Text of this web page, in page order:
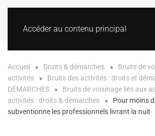
Accéder au contenu principal
Accueil Droits & démarches
Bruits de
activités
Bruits des activités : droits et
DÉMARCHES
Bruits de voisinage liés aux
activités : droits & démarches
Pour moins
subventionne les professionnels livrant la nuit